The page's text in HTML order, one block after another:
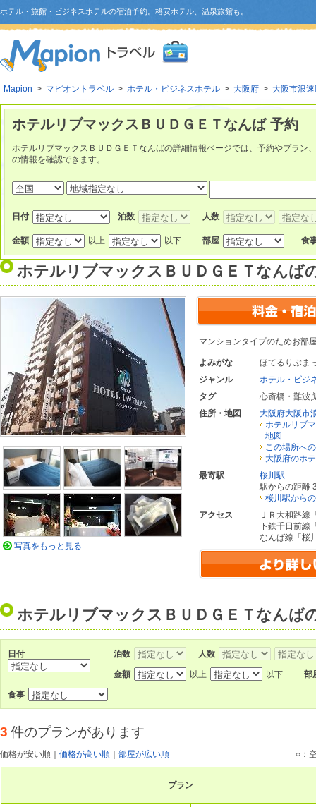
ホテル・旅館・ビジネスホテルの宿泊予約。格安ホテル、温泉旅館も。
Mapion > マピオントラベル > ホテル・ビジネスホテル > 大阪府 > 大阪市浪
ホテルリブマックスＢＵＤＧＥＴなんば 予約
ホテルリブマックスＢＵＤＧＥＴなんばの詳細情報ページでは、予約やプラン
の情報を確認できます。
日付 泊数 人数
金額 以上 以下 部屋 食
ホテルリブマックスＢＵＤＧＥＴなんば
マンションタイプのためお部
よみがな
ほてるりぶま
ジャンル
ホテル・ビジ
タグ
心斎橋・難波,
住所・地図
大阪府大阪市
ホテルリブ
地図
この場所へ
大阪府のホ
最寄駅
桜川駅
駅からの距離
桜川駅から
アクセス
ＪＲ大和路
下鉄千日前線
なんば線「桜
写真をもっと見る
ホテルリブマックスＢＵＤＧＥＴなんば
日付 泊数 人数
金額 以上 以下 部
食事
3 件のプランがあります
価格が安い順 価格が高い順 部屋が広い順 ○：
プラン